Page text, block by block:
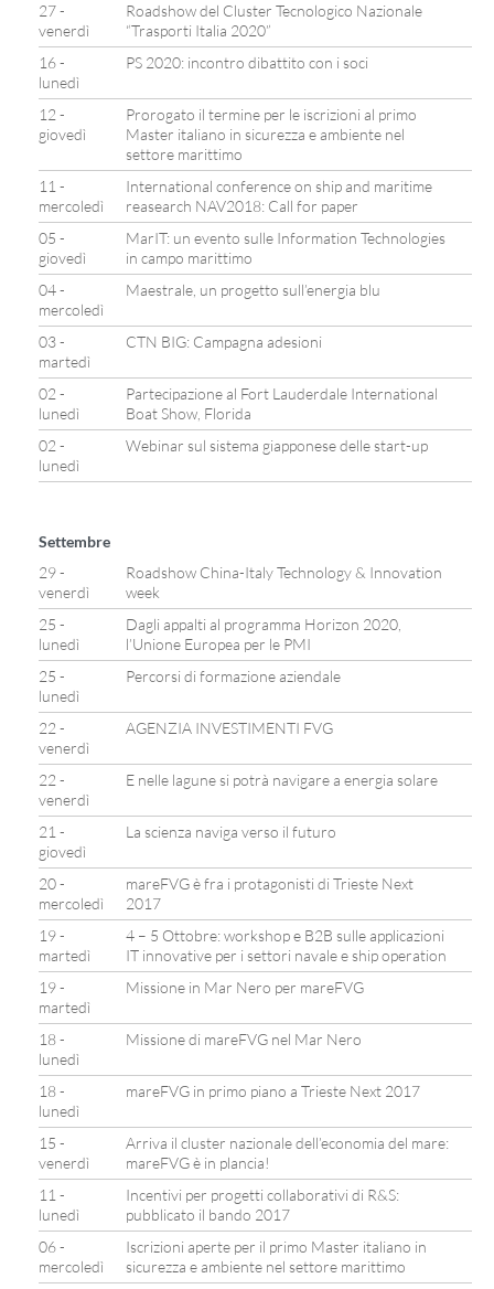
27 -
venerdì
Roadshow del Cluster Tecnologico Nazionale
“Trasporti Italia 2020”
16 -
lunedì
PS 2020: incontro dibattito con i soci
12 -
giovedì
Prorogato il termine per le iscrizioni al primo
Master italiano in sicurezza e ambiente nel
settore marittimo
11 -
mercoledì
International conference on ship and maritime
reasearch NAV2018: Call for paper
05 -
giovedì
MarIT: un evento sulle Information Technologies
in campo marittimo
04 -
mercoledì
Maestrale, un progetto sull’energia blu
03 -
martedì
CTN BIG: Campagna adesioni
02 -
lunedì
Partecipazione al Fort Lauderdale International
Boat Show, Florida
02 -
lunedì
Webinar sul sistema giapponese delle start-up
Settembre
29 -
venerdì
Roadshow China-Italy Technology & Innovation
week
25 -
lunedì
Dagli appalti al programma Horizon 2020,
l’Unione Europea per le PMI
25 -
lunedì
Percorsi di formazione aziendale
22 -
venerdì
AGENZIA INVESTIMENTI FVG
22 -
venerdì
E nelle lagune si potrà navigare a energia solare
21 -
giovedì
La scienza naviga verso il futuro
20 -
mercoledì
mareFVG è fra i protagonisti di Trieste Next
2017
19 -
martedì
4 – 5 Ottobre: workshop e B2B sulle applicazioni
IT innovative per i settori navale e ship operation
19 -
martedì
Missione in Mar Nero per mareFVG
18 -
lunedì
Missione di mareFVG nel Mar Nero
18 -
lunedì
mareFVG in primo piano a Trieste Next 2017
15 -
venerdì
Arriva il cluster nazionale dell’economia del mare:
mareFVG è in plancia!
11 -
lunedì
Incentivi per progetti collaborativi di R&S:
pubblicato il bando 2017
06 -
mercoledì
Iscrizioni aperte per il primo Master italiano in
sicurezza e ambiente nel settore marittimo